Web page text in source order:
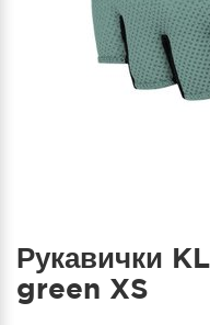
Рукавички
green XS